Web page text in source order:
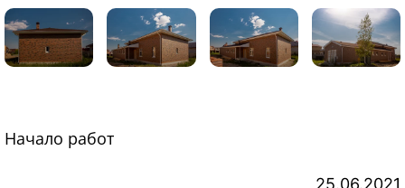
Начало работ
25.06.2021